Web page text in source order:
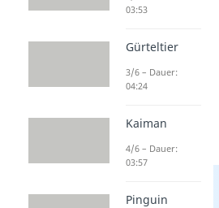
03:53
Gürteltier
3/6 – Dauer:
04:24
Kaiman
4/6 – Dauer:
03:57
Pinguin